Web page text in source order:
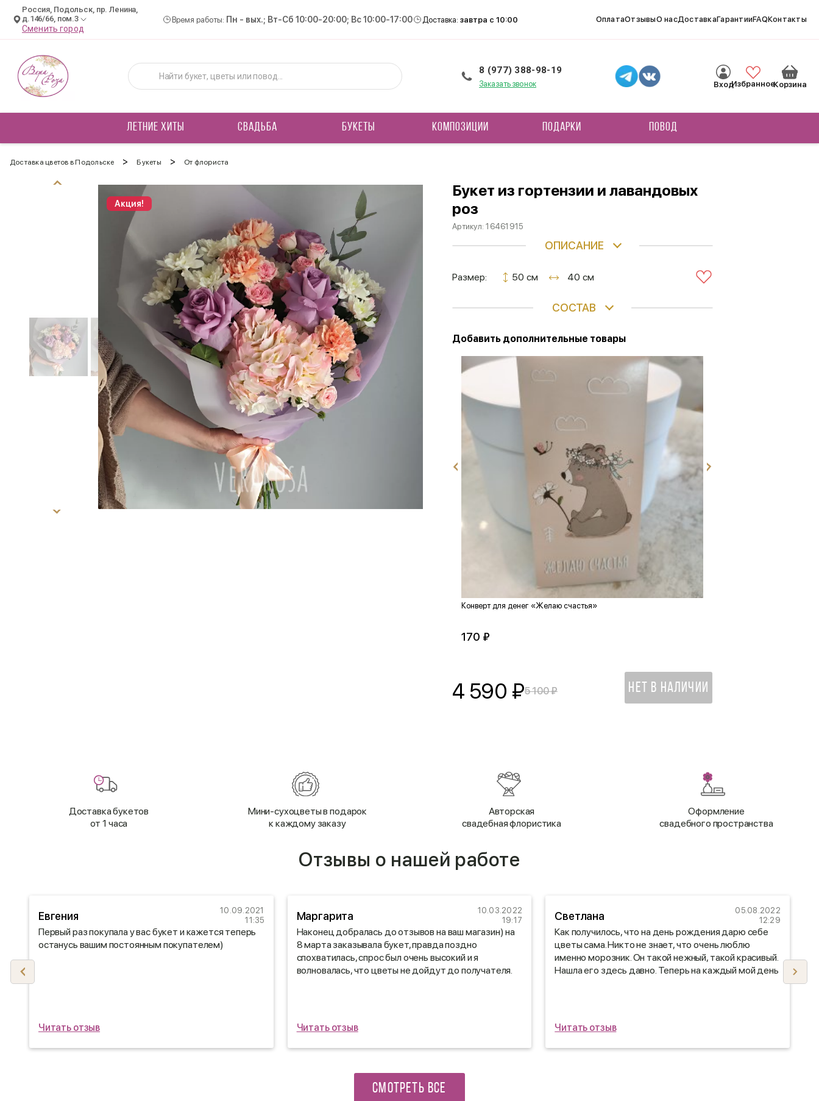
Россия, Подольск, пр. Ленина,
д.146/66, пом.3
Сменить город
Время работы: Пн - вых.; Вт-Сб 10:00-20:00; Вс 10:00-17:00 Доставка: завтра с 10:00 ОплатаОтзывыО насДоставкаГарантииFAQКонтакты
8 (977) 388-98-19
Заказать звонок ВходИзбранноеКорзина
ЛЕТНИЕ ХИТЫ СВАДЬБА БУКЕТЫ КОМПОЗИЦИИ ПОДАРКИ ПОВОД
Доставка цветов в Подольске > Букеты > От флориста
Акция!
Букет из гортензии и лавандовых
роз
Артикул:16461915
ОПИСАНИЕ
Размер: 50 см 40 см
СОСТАВ
Добавить дополнительные товары
Конверт для денег «Желаю счастья»
170 ₽
4 590 ₽5 100 ₽ НЕТ В НАЛИЧИИ
Доставка букетов
от 1 часа
Мини-сухоцветы в подарок
к каждому заказу
Авторская
свадебная флористика
Оформление
свадебного пространства
Отзывы о нашей работе
Евгения
10.09.2021
11:35
Первый раз покупала у вас букет и кажется теперь
останусь вашим постоянным покупателем)
Читать отзыв
Маргарита
10.03.2022
19:17
Наконец добралась до отзывов на ваш магазин) на
8 марта заказывала букет, правда поздно
спохватилась, спрос был очень высокий и я
волновалась, что цветы не дойдут до получателя.
покупателям.
Сестра цветы получила и была очень счастлива
такому сюрпризу)
Читать отзыв
Светлана
05.08.2022
12:29
Как получилось, что на день рождения дарю себе
цветы сама. Никто не знает, что очень люблю
именно морозник. Он такой нежный, такой красивый.
Нашла его здесь давно. Теперь на каждый мой день
Читать отзыв
СМОТРЕТЬ ВСЕ